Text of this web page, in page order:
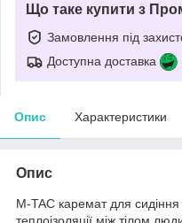
Що таке купити з
Замовлення під
Доступна доставка
Опис Характеристики
Опис
M-TAC каремат для
теплоізоляції між тілом